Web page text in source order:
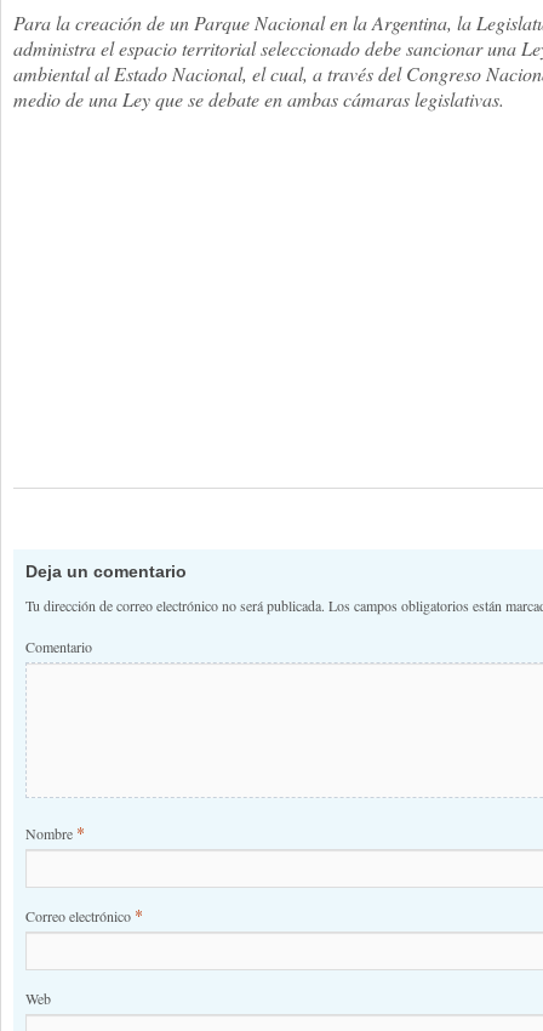
Para la creación de un Parque Nacional en la Argentina, la
administra el espacio territorial seleccionado debe sancionar una
ambiental al Estado Nacional, el cual, a través del Congreso
medio de una Ley que se debate en ambas cámaras legislativas.
Deja un comentario
Tu dirección de correo electrónico no será publicada. Los campos obligatorios están
Comentario
Nombre *
Correo electrónico *
Web